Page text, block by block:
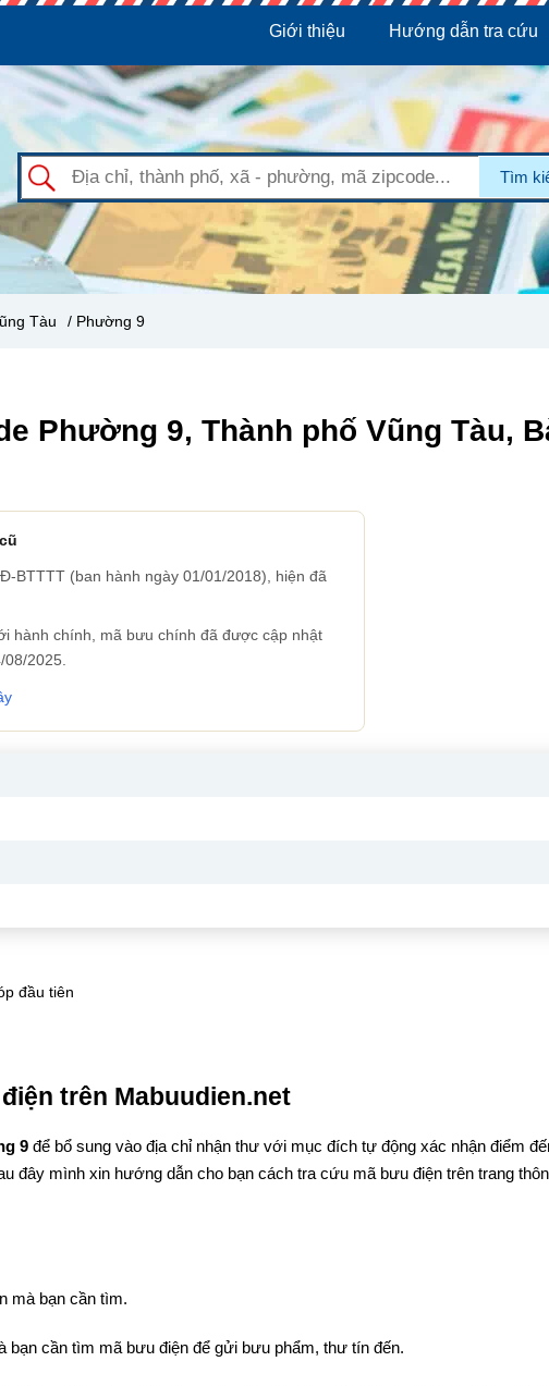
Giới thiệu Hướng dẫn tra cứu
Tìm
Tàu / Phường 9
Phường 9, Thành phố Vũng Tàu,
BTTTT (ban hành ngày 01/01/2018), hiện đã
hành chính, mã bưu chính đã được cập nhật
2025.
đầu tiên
trên Mabuudien.net
9 để bổ sung vào địa chỉ nhận thư với mục đích tự động xác nhận điểm
đây mình xin hướng dẫn cho bạn cách tra cứu mã bưu điện trên trang
mà bạn cần tìm.
bạn cần tìm mã bưu điện để gửi bưu phẩm, thư tín đến.